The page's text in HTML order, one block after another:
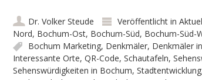
Dr. Volker Steude Veröffentlicht in
Nord, Bochum-Ost, Bochum-Süd, Bochum-Süd-
Bochum Marketing, Denkmäler, Denkmäler
Interessante Orte, QR-Code, Schautafeln,
Sehenswürdigkeiten in Bochum, Stadtentwicklung